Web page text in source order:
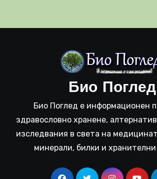
Био Поглед
Био Поглед е информационен
здравословно хранене,
изследвания в света на
минерали, билки и